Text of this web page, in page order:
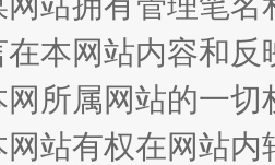
声名
在本网站内容和
所属网站的一
站有权在网站